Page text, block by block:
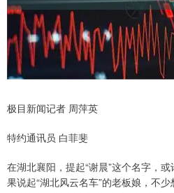
极目新闻记者 周萍英
特约通讯员 白菲斐
在湖北襄阳，提起“谢晨”这个名字，
果说起“湖北风云名车”的老板娘，不